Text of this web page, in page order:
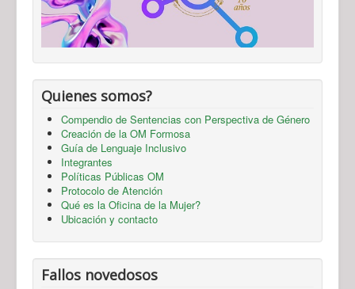
Quienes somos?
Compendio de Sentencias con Perspectiva de Género
Creación de la OM Formosa
Guía de Lenguaje Inclusivo
Integrantes
Políticas Públicas OM
Protocolo de Atención
Qué es la Oficina de la Mujer?
Ubicación y contacto
Fallos novedosos